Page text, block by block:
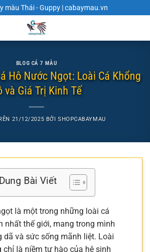
màu Thái - Guppy | cabaymau.vn
BLOG CÁ 7 MÀU
Hô Nước Ngọt: Loài Cá Khổng
và Giá Trị Kinh Tế
21/12/2025 BỞI SHOPCABAYMAU
Bài Viết
là một trong những loài cá
nhất thế giới, mang trong mình
dã và sức sống mãnh liệt. Loài
chỉ là niềm tự hào của hệ sinh